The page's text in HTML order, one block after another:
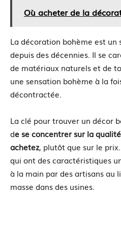
Où acheter de la
La décoration bohème est
depuis des décennies. Il se
de matériaux naturels et de
une sensation bohème à la
décontractée.
La clé pour trouver un décor
de se concentrer sur la
achetez, plutôt que sur le
qui ont des caractéristiques
à la main par des artisans au
masse dans des usines.